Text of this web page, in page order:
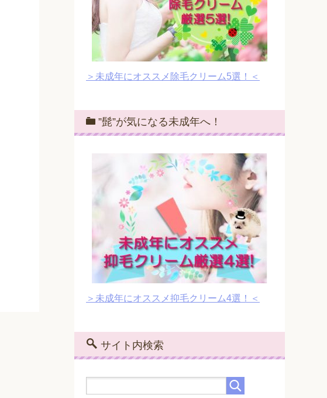
＞未成年にオススメ除毛クリーム5選！＜
”髭”が気になる未成年へ！
＞未成年にオススメ抑毛クリーム4選！＜
サイト内検索